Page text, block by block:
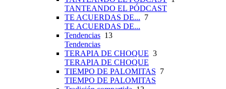
TANTEANDO EL PÓDCAST
TE ACUERDAS DE... 7
TE ACUERDAS DE...
Tendencias 13
Tendencias
TERAPIA DE CHOQUE 3
TERAPIA DE CHOQUE
TIEMPO DE PALOMITAS 7
TIEMPO DE PALOMITAS